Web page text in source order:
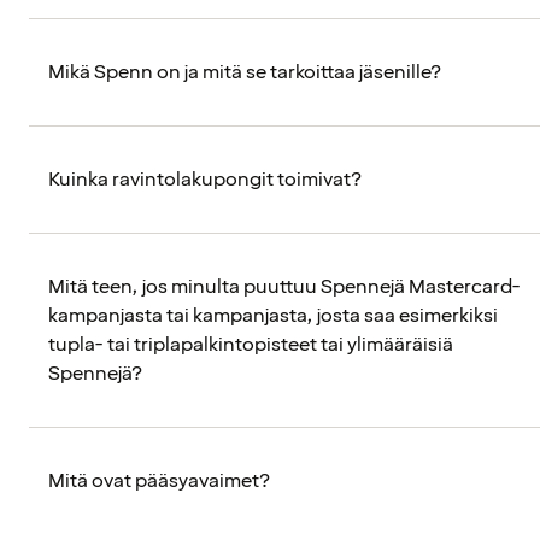
Mikä Spenn on ja mitä se tarkoittaa jäsenille?
Kuinka ravintolakupongit toimivat?
Mitä teen, jos minulta puuttuu Spennejä Mastercard-
kampanjasta tai kampanjasta, josta saa esimerkiksi
tupla- tai triplapalkintopisteet tai ylimääräisiä
Spennejä?
Mitä ovat pääsyavaimet?